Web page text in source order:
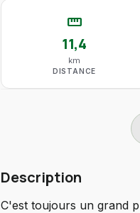
straighten
11,4
km
DISTANCE
Description
C'est toujours un grand